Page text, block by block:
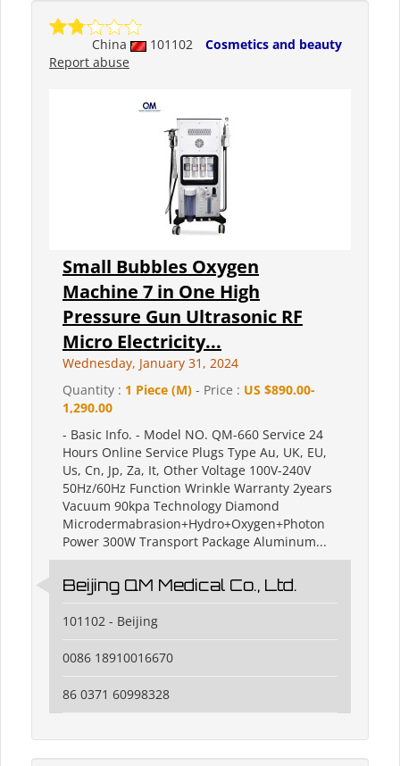
China 101102
Cosmetics and beauty
Report abuse
Small Bubbles Oxygen
Machine 7 in One High
Pressure Gun Ultrasonic RF
Micro Electricity...
Wednesday, January 31, 2024
Quantity : 1 Piece (M) - Price : US $890.00-
1,290.00
- Basic Info. - Model NO. QM-660 Service 24
Hours Online Service Plugs Type Au, UK, EU,
Us, Cn, Jp, Za, It, Other Voltage 100V-240V
50Hz/60Hz Function Wrinkle Warranty 2years
Vacuum 90kpa Technology Diamond
Microdermabrasion+Hydro+Oxygen+Photon
Power 300W Transport Package Aluminum...
Beijing QM Medical Co., Ltd.
101102 - Beijing
0086 18910016670
86 0371 60998328